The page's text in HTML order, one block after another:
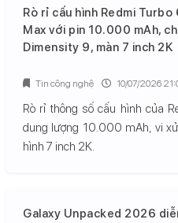
Rò rỉ cấu hình Redmi Turbo
Max với pin 10.000 mAh,
Dimensity 9, màn 7 inch 2K
Rò rỉ thông số cấu hình của
dung lượng 10.000 mAh, vi
hình 7 inch 2K.
Tin công nghệ 10/07/2026
Galaxy Unpacked 2026